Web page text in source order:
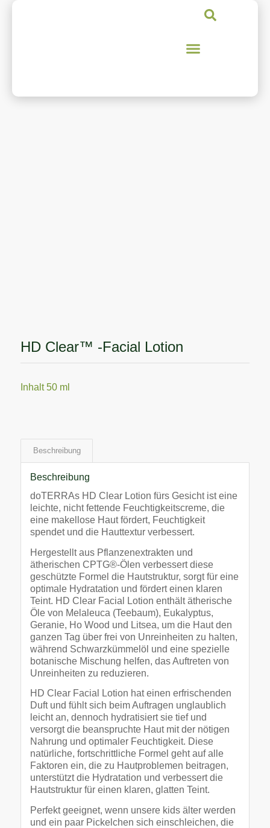
HD Clear™ -Facial Lotion
Inhalt 50 ml
Beschreibung
Beschreibung
doTERRAs HD Clear Lotion fürs Gesicht ist eine
leichte, nicht fettende Feuchtigkeitscreme, die
eine makellose Haut fördert, Feuchtigkeit
spendet und die Hauttextur verbessert.
Hergestellt aus Pflanzenextrakten und
ätherischen CPTG®-Ölen verbessert diese
geschützte Formel die Hautstruktur, sorgt für eine
optimale Hydratation und fördert einen klaren
Teint. HD Clear Facial Lotion enthält ätherische
Öle von Melaleuca (Teebaum), Eukalyptus,
Geranie, Ho Wood und Litsea, um die Haut den
ganzen Tag über frei von Unreinheiten zu halten,
während Schwarzkümmelöl und eine spezielle
botanische Mischung helfen, das Auftreten von
Unreinheiten zu reduzieren.
HD Clear Facial Lotion hat einen erfrischenden
Duft und fühlt sich beim Auftragen unglaublich
leicht an, dennoch hydratisiert sie tief und
versorgt die beanspruchte Haut mit der nötigen
Nahrung und optimaler Feuchtigkeit. Diese
natürliche, fortschrittliche Formel geht auf alle
Faktoren ein, die zu Hautproblemen beitragen,
unterstützt die Hydratation und verbessert die
Hautstruktur für einen klaren, glatten Teint.
Perfekt geeignet, wenn unsere kids älter werden
und ein paar Pickelchen sich einschleichen, die